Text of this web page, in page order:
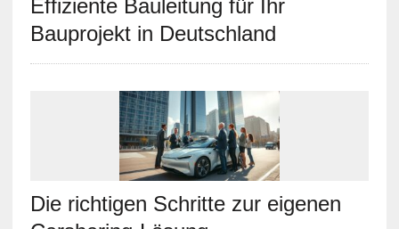
Effiziente Bauleitung für Ihr
Bauprojekt in Deutschland
Die richtigen Schritte zur eigenen